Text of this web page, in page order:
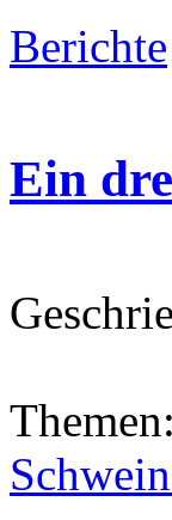
Berichte
Ein
Themen: